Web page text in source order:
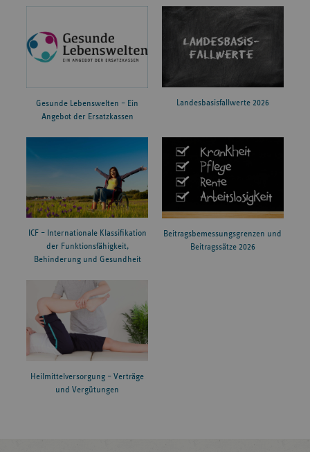
Gesunde Lebenswelten – Ein
Angebot der Ersatzkassen
Landesbasisfallwerte 2026
ICF – Internationale Klassifikation
der Funktionsfähigkeit,
Behinderung und Gesundheit
Beitragsbemessungsgrenzen und
Beitragssätze 2026
Heilmittelversorgung – Verträge
und Vergütungen